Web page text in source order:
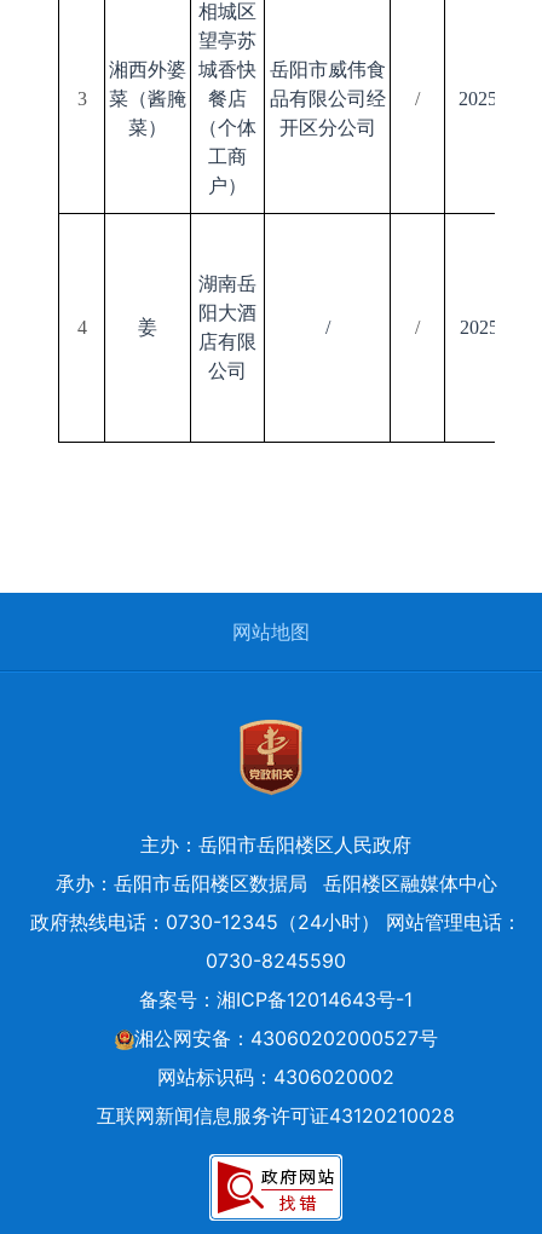
3
湘西外婆
菜（酱腌
菜）
相城区
望亭苏
城香快
餐店
（个体
工商
户）
岳阳市威伟食
品有限公司经
开区分公司
/ 2025/09/
4 姜
湖南岳
阳大酒
店有限
公司
/ / 2025/11/
网站地图
主办：岳阳市岳阳楼区人民政府
承办：岳阳市岳阳楼区数据局
岳阳楼区融媒体中心
政府热线电话：0730-12345（24小时） 网站管理电话：
0730-8245590
备案号： 湘ICP备12014643号-1
湘公网安备：43060202000527号
网站标识码：4306020002
互联网新闻信息服务许可证43120210028